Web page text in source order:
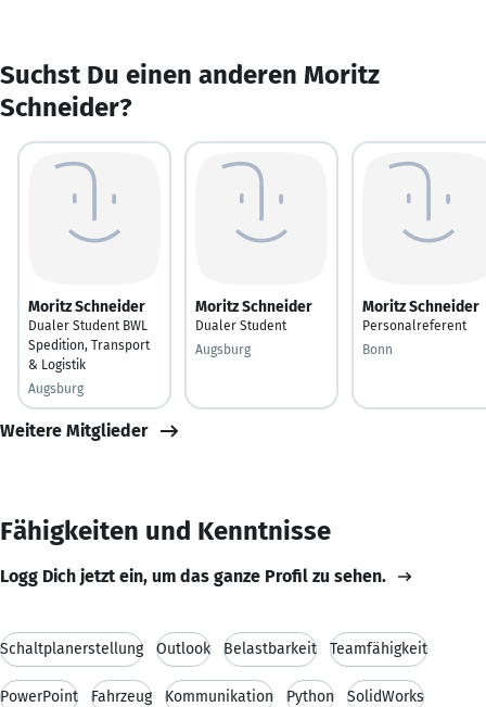
Suchst Du einen anderen Moritz
Schneider?
Moritz Schneider
Dualer Student BWL
Spedition, Transport
& Logistik
Augsburg
Moritz Schneider
Dualer Student
Augsburg
Moritz Schneider
Personalreferent
Bonn
Weitere Mitglieder
Fähigkeiten und Kenntnisse
Logg Dich jetzt ein, um das ganze Profil zu sehen.
Schaltplanerstellung Outlook Belastbarkeit Teamfähigkeit
PowerPoint Fahrzeug Kommunikation Python SolidWorks